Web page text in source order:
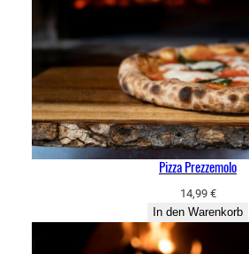
Pizza Prezzemolo
14,99 €
In den Warenkorb